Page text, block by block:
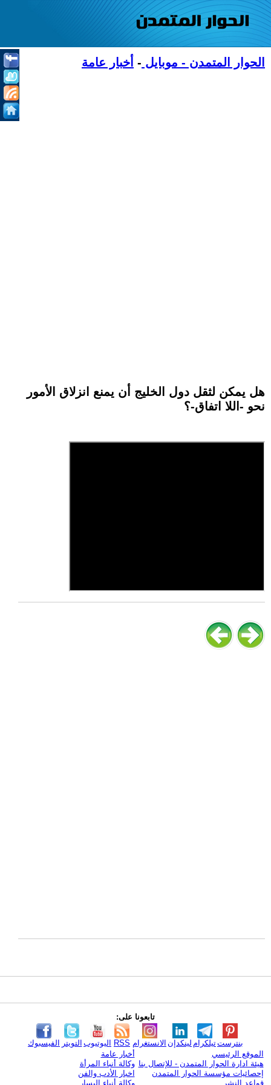
الحوار المتمدن - موبايل - أخبار عامة
هل يمكن لثقل دول الخليج أن يمنع انزلاق الأمور
نحو -اللا اتفاق-؟
تابعونا على:
الفيسبوك التويتر اليوتيوب RSS الانستغرام لينكدإن تيلكرامبنترست
الموقع الرئيسي
هيئة ادارة الحوار المتمدن - للإتصال بنا
إحصائيات مؤسسة الحوار المتمدن
قواعد النشر
أخبار عامة
وكالة أنباء المرأة
اخبار الأدب والفن
وكالة أنباء اليسار